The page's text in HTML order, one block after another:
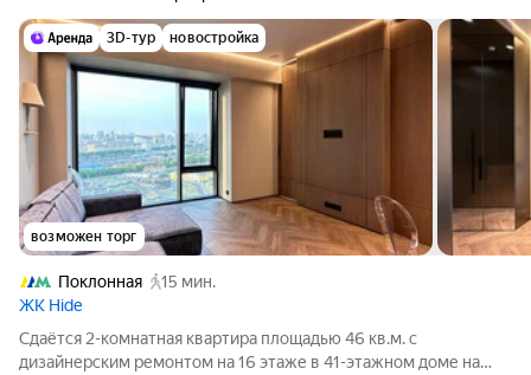
3D-тур новостройка
возможен торг
Поклонная
15 мин.
ЖК Hide
Сдаётся 2-комнатная квартира площадью 46 кв.м. с
дизайнерским ремонтом на 16 этаже в 41-этажном доме на